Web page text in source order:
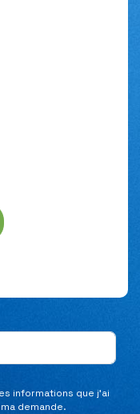
informations que j’ai
demande.